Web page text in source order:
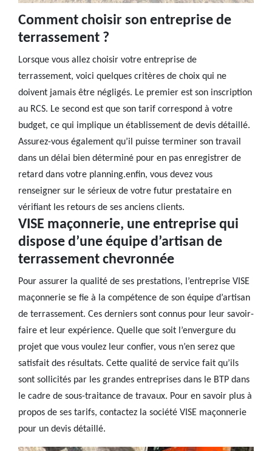
Comment choisir son entreprise de
terrassement ?
Lorsque vous allez choisir votre entreprise de
terrassement, voici quelques critères de choix qui ne
doivent jamais être négligés. Le premier est son inscription
au RCS. Le second est que son tarif correspond à votre
budget, ce qui implique un établissement de devis détaillé.
Assurez-vous également qu’il puisse terminer son travail
dans un délai bien déterminé pour en pas enregistrer de
retard dans votre planning.enfin, vous devez vous
renseigner sur le sérieux de votre futur prestataire en
vérifiant les retours de ses anciens clients.
VISE maçonnerie, une entreprise qui
dispose d’une équipe d’artisan de
terrassement chevronnée
Pour assurer la qualité de ses prestations, l’entreprise VISE
maçonnerie se fie à la compétence de son équipe d’artisan
de terrassement. Ces derniers sont connus pour leur savoir-
faire et leur expérience. Quelle que soit l’envergure du
projet que vous voulez leur confier, vous n’en serez que
satisfait des résultats. Cette qualité de service fait qu’ils
sont sollicités par les grandes entreprises dans le BTP dans
le cadre de sous-traitance de travaux. Pour en savoir plus à
propos de ses tarifs, contactez la société VISE maçonnerie
pour un devis détaillé.